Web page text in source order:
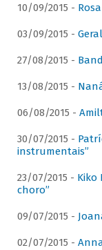
10/09/2015 -
03/09/2015 -
27/08/2015 -
13/08/2015 -
06/08/2015 -
30/07/2015 -
instrumentais”
23/07/2015 - Kiko
choro”
09/07/2015 -
02/07/2015 -